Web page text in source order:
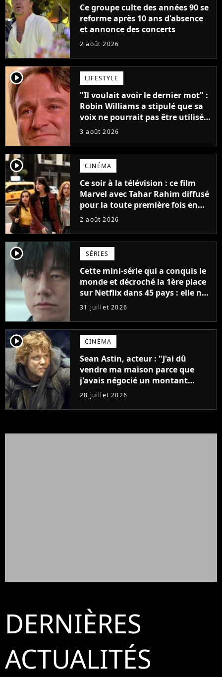
Ce groupe culte des années 90 se
reforme après 10 ans d'absence
et annonce des concerts
2 août 2026
player2 LIFESTYLE
"Il voulait avoir le dernier mot" :
Robin Williams a stipulé que sa
voix ne pourrait pas être utilisée
avant 2039, pourtant Disney
inédits
3 août 2026
player2 CINÉMA
Ce soir à la télévision : ce film
Marvel avec Tahar Rahim diffusé
pour la toute première fois en
France
2 août 2026
player2 SÉRIES
Cette mini-série qui a conquis le
monde et décroché la 1ère place
sur Netflix dans 45 pays : elle ne
compte que 10 épisodes et c'est
un phénomène mondial
31 juillet 2026
player2 CINÉMA
Sean Astin, acteur : "J'ai dû
vendre ma maison parce que
j'avais négocié un montant
beaucoup trop bas pour Le
Seigneur des anneaux"
28 juillet 2026
DERNIÈRES
ACTUALITÉS